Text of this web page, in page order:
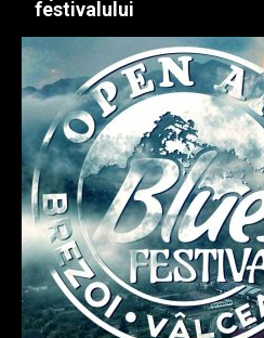
festivalului